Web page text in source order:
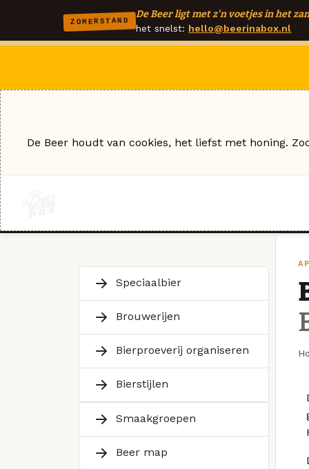
ZOMERSTAND
De Beer ligt met z'n voetjes in het
het snelst: hello@beerinabox.nl
Speciaalbier
Brouwerijen
Bierproeverij organiseren
Bierstijlen
Smaakgroepen
Beer map
De Beer houdt van cookies, het liefst met honing.